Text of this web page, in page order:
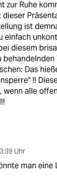
zur Ruhe
ist
einfach
diesem
Das
!!
wenn alle
Uhr
man eine